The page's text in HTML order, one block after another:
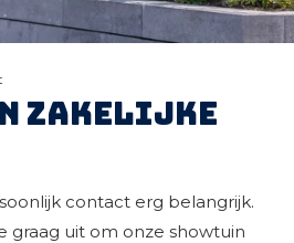
zakelijke
contact erg belangrijk.
graag uit om onze showtuin